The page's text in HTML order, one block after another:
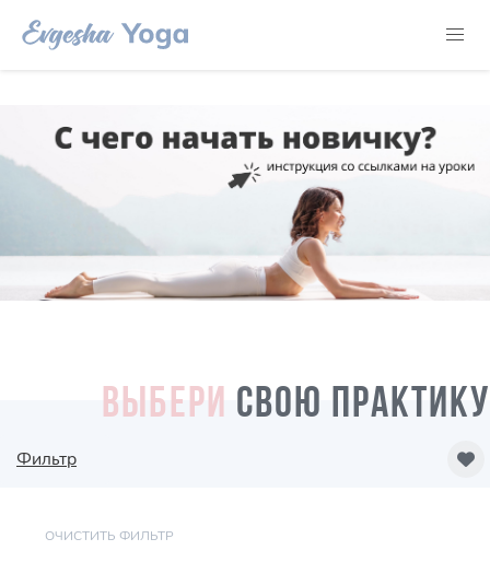
ВЫБЕРИ СВОЮ ПРАКТИКУ
Фильтр
ОЧИСТИТЬ ФИЛЬТР